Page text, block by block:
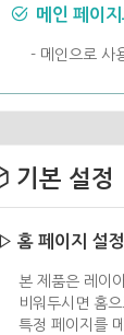
메인 페이
- 메인으로 사
기본 설정
▷ 홈 페이지 설정
본 제품은 레이
비워두시면 홈
특정 페이지를